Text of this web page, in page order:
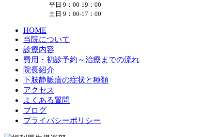
平日 9：00-19：00
土日 9：00-17：00
HOME
当院について
診療内容
費用・初診予約～治療までの流れ
院長紹介
下肢静脈瘤の症状と種類
アクセス
よくある質問
ブログ
プライバシーポリシー